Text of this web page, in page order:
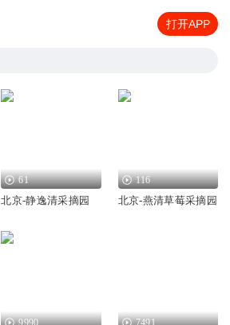
打开APP
61
北京-静逸清采摘园
116
北京-燕清草莓采摘园
9990 7491